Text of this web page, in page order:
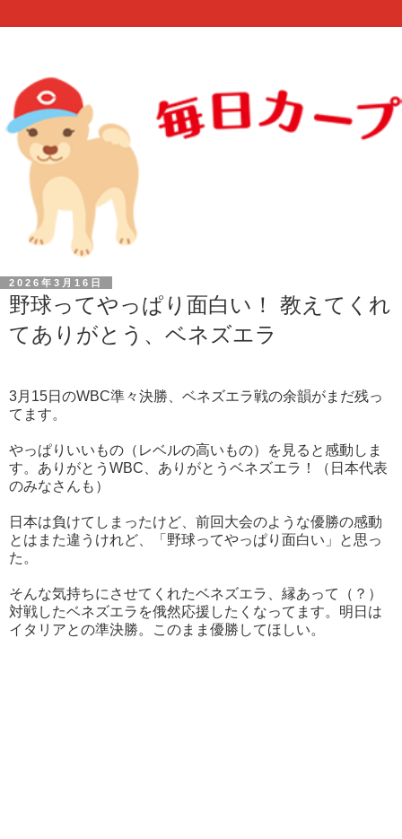
2026年3月16日
野球ってやっぱり面白い！ 教えてくれ
てありがとう、ベネズエラ
3月15日のWBC準々決勝、ベネズエラ戦の余韻がまだ残っ
てます。
やっぱりいいもの（レベルの高いもの）を見ると感動しま
す。ありがとうWBC、ありがとうベネズエラ！（日本代表
のみなさんも）
日本は負けてしまったけど、前回大会のような優勝の感動
とはまた違うけれど、「野球ってやっぱり面白い」と思っ
た。
そんな気持ちにさせてくれたベネズエラ、縁あって（？）
対戦したベネズエラを俄然応援したくなってます。明日は
イタリアとの準決勝。このまま優勝してほしい。